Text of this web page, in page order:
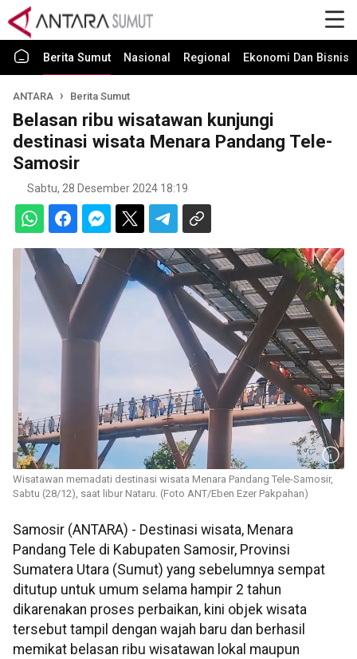
Berita Sumut Nasional Regional Ekonomi Dan Bisnis
ANTARA Berita Sumut
Belasan ribu wisatawan kunjungi
destinasi wisata Menara Pandang Tele-
Samosir
Sabtu, 28 Desember 2024 18:19
Wisatawan memadati destinasi wisata Menara Pandang Tele-Samosir,
Sabtu (28/12), saat libur Nataru. (Foto ANT/Eben Ezer Pakpahan)
Samosir (ANTARA) - Destinasi wisata, Menara
Pandang Tele di Kabupaten Samosir, Provinsi
Sumatera Utara (Sumut) yang sebelumnya sempat
ditutup untuk umum selama hampir 2 tahun
dikarenakan proses perbaikan, kini objek wisata
tersebut tampil dengan wajah baru dan berhasil
memikat belasan ribu wisatawan lokal maupun